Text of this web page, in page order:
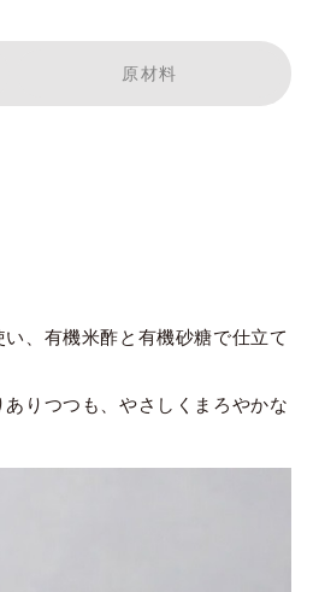
原材料
、有機米酢と有機砂糖で仕立て
りつつも、やさしくまろやかな